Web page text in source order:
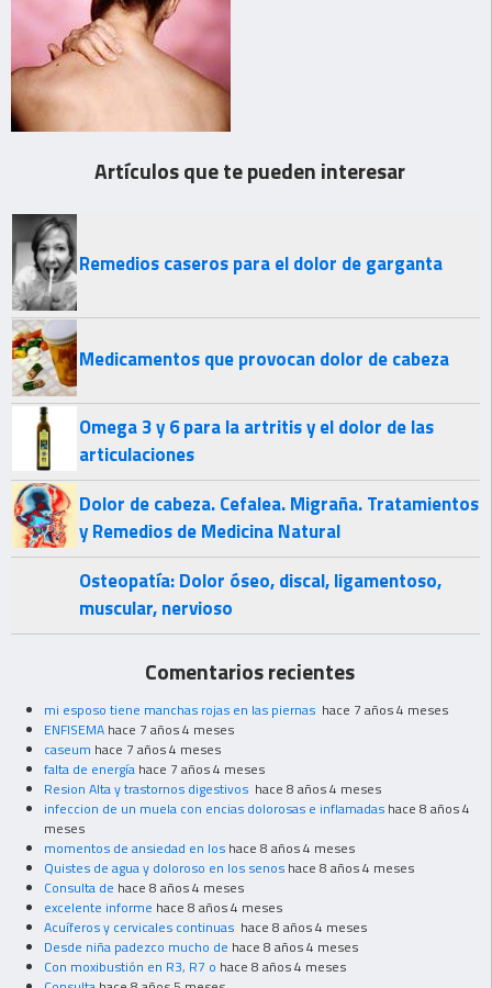
Artículos que te pueden interesar
Remedios caseros para el dolor de garganta
Medicamentos que provocan dolor de cabeza
Omega 3 y 6 para la artritis y el dolor de las
articulaciones
Dolor de cabeza. Cefalea. Migraña. Tratamientos
y Remedios de Medicina Natural
Osteopatía: Dolor óseo, discal, ligamentoso,
muscular, nervioso
Comentarios recientes
mi esposo tiene manchas rojas en las piernas hace 7 años 4 meses
ENFISEMA hace 7 años 4 meses
caseum hace 7 años 4 meses
falta de energía hace 7 años 4 meses
Resion Alta y trastornos digestivos hace 8 años 4 meses
infeccion de un muela con encias dolorosas e inflamadas hace 8 años 4
meses
momentos de ansiedad en los hace 8 años 4 meses
Quistes de agua y doloroso en los senos hace 8 años 4 meses
Consulta de hace 8 años 4 meses
excelente informe hace 8 años 4 meses
Acuíferos y cervicales continuas hace 8 años 4 meses
Desde niña padezco mucho de hace 8 años 4 meses
Con moxibustión en R3, R7 o hace 8 años 4 meses